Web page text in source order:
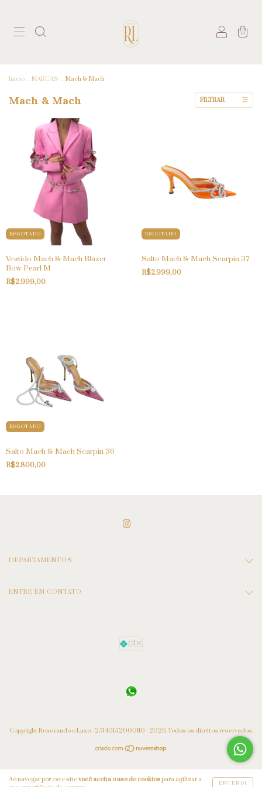
0
Ao navegar por este sitevocê aceita o uso de cookiespara agilizar a
ENTENDI
Início . MARCAS . Mach & Mach
Mach & Mach FILTRAR
ESGOTADO
Vestido Mach & Mach Blazer
Bow Pearl M
R$2.999,00
ESGOTADO
Salto Mach & Mach Scarpin 37
R$2.999,00
ESGOTADO
Salto Mach & Mach Scarpin 36
R$2.800,00
DEPARTAMENTOS
ENTRE EM CONTATO
Copyright Renovando o Luxo - 25140152000110 - 2026. Todos os direitos reservados.